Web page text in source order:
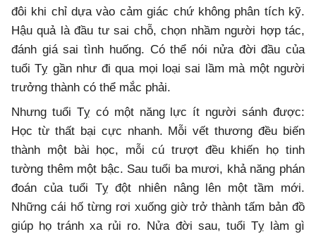
đôi khi chỉ dựa vào cảm giác chứ không phân tích kỹ.
Hậu quả là đầu tư sai chỗ, chọn nhầm người hợp tác,
đánh giá sai tình huống. Có thể nói nửa đời đầu của
tuổi Tỵ gần như đi qua mọi loại sai lầm mà một người
trưởng thành có thể mắc phải.
Nhưng tuổi Tỵ có một năng lực ít người sánh được:
Học từ thất bại cực nhanh. Mỗi vết thương đều biến
thành một bài học, mỗi cú trượt đều khiến họ tinh
tường thêm một bậc. Sau tuổi ba mươi, khả năng phán
đoán của tuổi Tỵ đột nhiên nâng lên một tầm mới.
Những cái hố từng rơi xuống giờ trở thành tấm bản đồ
giúp họ tránh xa rủi ro. Nửa đời sau, tuổi Tỵ làm gì